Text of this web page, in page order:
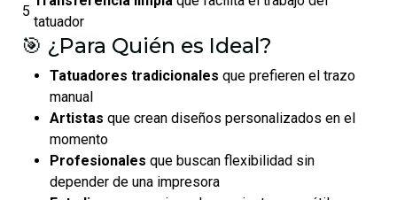
5
tatuador
🎯 ¿Para Quién es Ideal?
Tatuadores tradicionales que prefieren el trazo
manual
Artistas que crean diseños personalizados en el
momento
Profesionales que buscan flexibilidad sin
depender de una impresora